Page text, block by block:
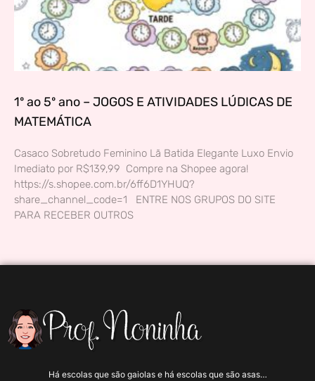
1º ao 5º ano – JOGOS E ATIVIDADES LÚDICAS DE
MATEMÁTICA
Casaco Sobretudo Feminino Lã Batida Elegante Luxo Envio
Imediato por R$139,99 Compre na Shopee agora!
https://s.shopee.com.br/6ff6D1YHUQ?
share_channel_code=1 ENTRE NOS GRUPOS DO SITE
PARA RECEBER OUTROS
Há escolas que são gaiolas e há escolas que são asas…